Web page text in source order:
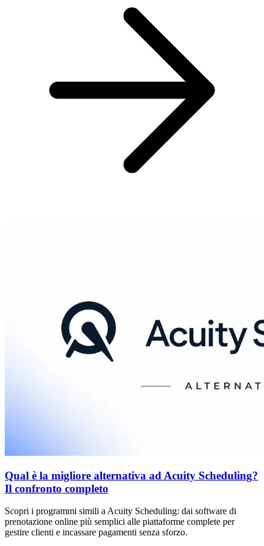
Qual è la migliore alternativa ad Acuity Scheduling?
Il confronto completo
Scopri i programmi simili a Acuity Scheduling: dai software di
prenotazione online più semplici alle piattaforme complete per
gestire clienti e incassare pagamenti senza sforzo.